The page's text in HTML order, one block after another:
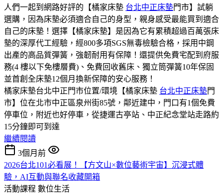
人們一起到網路好評的【橘家床墊 台北中正床墊門市】試躺
選購，因為床墊必須適合自己的身型，親身感受最能買到適合
自己的床墊！選擇【橘家床墊】是因為它有累積超過百萬張床
墊的深厚代工經驗，經800多項SGS無毒檢驗合格，採用中鋼
出產的高品質彈簧，強韌耐用有保障！還提供免費宅配到府服
務(4 樓以下免樓層費)、免費回收舊床、獨立筒彈簧10年保固
並首創全床墊12個月換新保障的安心服務！
橘家床墊台北中正門市位置/環境【橘家床墊 台北中正床墊門
市】位在北市中正區泉州街85號，鄰近建中，門口有1個免費
停車位，附近也好停車，從捷運古亭站、中正紀念堂站走路約
15分鐘即可到達
繼續閱讀
3個月前
2026台北101必看展！【方文山×數位藝術宇宙】沉浸式體
驗，AI互動與聯名收藏開箱
活動課程 數位生活